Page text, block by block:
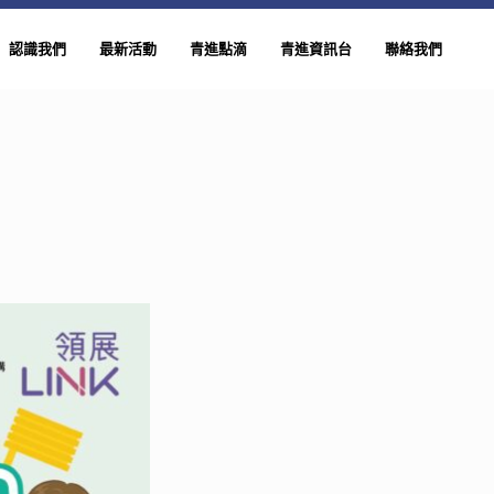
認識我們 最新活動 青進點滴 青進資訊台 聯絡我們